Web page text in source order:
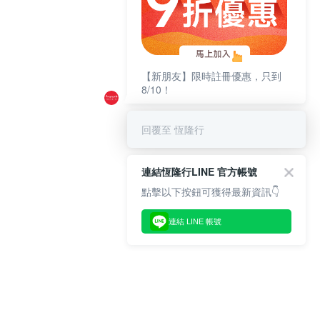
【新朋友】限時註冊優惠，只到
8/10！
回覆至 恆隆行
連結恆隆行LINE 官方帳號
點擊以下按鈕可獲得最新資訊👇
連結 LINE 帳號